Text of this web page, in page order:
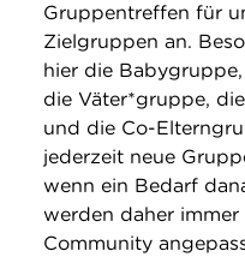
Gruppentreffen für
Zielgruppen an.
hier die
die Väter*gruppe,
und die Co-
jederzeit neue
wenn ein Bedarf
werden daher
Community